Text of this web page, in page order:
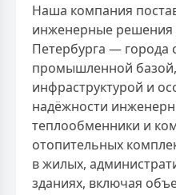
Наша компания
инженерные решения
Петербурга —
промышленной
инфраструктурой и
надёжности
теплообменники и
отопительных
в жилых,
зданиях, включая